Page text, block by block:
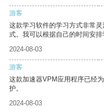
游客
这款学习软件的学习方式非常
式。我可以根据自己的时间安排
2024-08-03
游客
这款加速器VPM应用程序已经
护。
2024-08-03